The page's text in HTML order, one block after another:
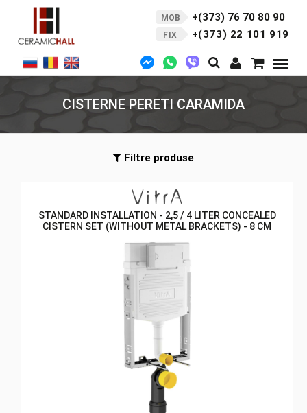
MOB +(373) 76 70 80 90
FIX +(373) 22 101 919
CISTERNE PERETI CARAMIDA
Filtre produse
STANDARD INSTALLATION - 2,5 / 4 LITER CONCEALED
CISTERN SET (WITHOUT METAL BRACKETS) - 8 CM